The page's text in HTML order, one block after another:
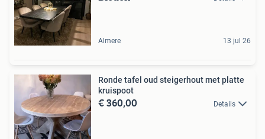
Almere 13 jul 26
Ronde tafel oud steigerhout met platte
kruispoot
€ 360,00 Details